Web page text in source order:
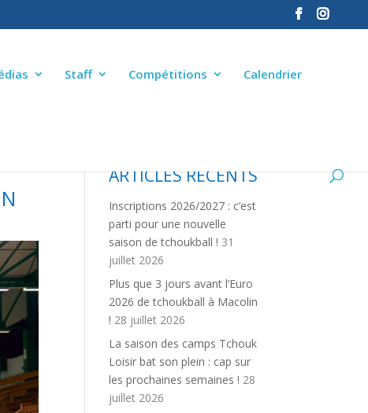
Staff Compétitions Calendrier
ARTICLES RÉCENTS
Inscriptions 2026/2027 : c’est
parti pour une nouvelle
saison de tchoukball ! 31
juillet 2026
Plus que 3 jours avant l’Euro
2026 de tchoukball à Macolin
! 28 juillet 2026
La saison des camps Tchouk
Loisir bat son plein : cap sur
les prochaines semaines ! 28
juillet 2026